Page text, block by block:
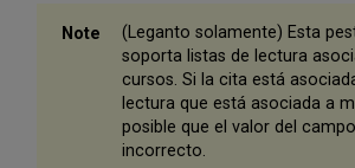
(Leganto solamente) Esta
soporta listas de lectura
cursos. Si la cita está
lectura que está asociada a
posible que el valor del campo
incorrecto.